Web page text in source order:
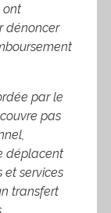
ont
dénoncer
par le
pas
déplacent
et services
transfert